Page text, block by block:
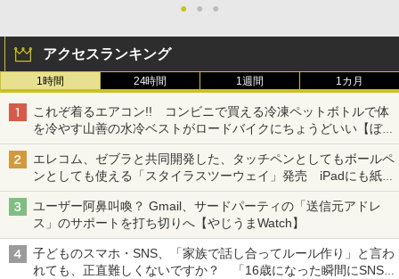
● ● ●
アクセスランキング
1時間 24時間 1週間 1カ月
これぞ着るエアコン!! コンビニで買える冷凍ペットボトルで体
を冷やす山善の水冷ベストがロードバイクにちょうどいい【ぼっ
ち・ざ・ろーど！その14】【空いた時間でなにしてる？】
エレコム、ゼブラと共同開発した、タッチペンとしてもボールペ
ンとしても使える「スタイラスツーウェイ」発売 iPadにも紙に
も、持ち替えずに書き込める
ユーザー阿鼻叫喚？ Gmail、サードパーティの「送信元アドレ
ス」のサポートを打ち切りへ【やじうまWatch】
子どものスマホ・SNS、「家族で話し合ってルール作り」と言わ
れても、正直難しくないですか？ 「16歳になった瞬間にSNS